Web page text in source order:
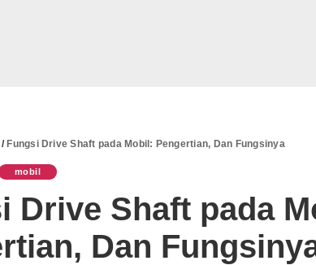
/ Fungsi Drive Shaft pada Mobil: Pengertian, Dan Fungsinya
mobil
Drive Shaft pada
Dan